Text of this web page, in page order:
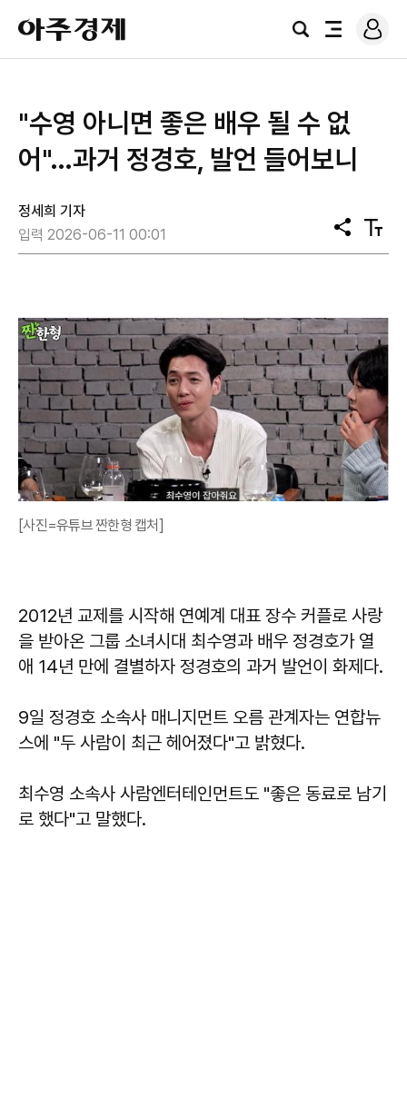
아
주
경
검
전
로
그
"수영 아니면 좋은 배우 될 수 없
어"…과거 정경호, 발언 들어보니
정세희 기자
입력 2026-06-11 00:01
공
유
텍
스
[사진=유튜브 짠한형 캡처]
2012년 교제를 시작해 연예계 대표 장수 커플로 사랑
을 받아온 그룹 소녀시대 최수영과 배우 정경호가 열
애 14년 만에 결별하자 정경호의 과거 발언이 화제다.
9일 정경호 소속사 매니지먼트 오름 관계자는 연합뉴
스에 "두 사람이 최근 헤어졌다"고 밝혔다.
최수영 소속사 사람엔터테인먼트도 "좋은 동료로 남기
로 했다"고 말했다.